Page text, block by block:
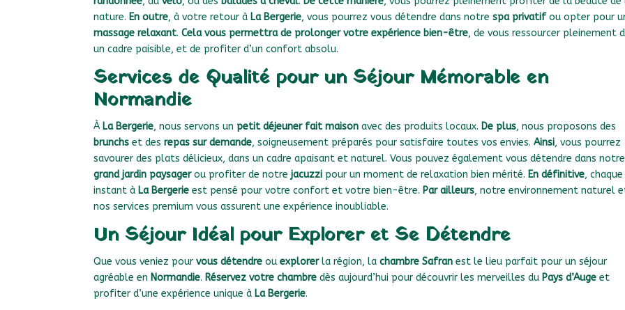
nature. En outre, à votre retour à La Bergerie, vous pourrez vous détendre dans notrespa privatifou opter pour
massage relaxant.Cela vous permettra de prolonger votre expérience bien-être, de vous ressourcer pleinement
un cadre paisible, et de profiter d’un confort absolu.
Services de Qualité pour un Séjour Mémorable en
Normandie
À La Bergerie, nous servons un petit déjeuner fait maison avec des produits locaux. De plus, nous proposons des
brunchs et desrepas sur demande, soigneusement préparés pour satisfaire toutes vos envies.Ainsi, vous pourrez
savourer des plats délicieux, dans un cadre apaisant et naturel. Vous pouvez également vous détendre dans notre
grand jardin paysagerou profiter de notrejacuzzi pour un moment de relaxation bien mérité. En définitive, chaque
instant à La Bergerie est pensé pour votre confort et votre bien-être. Par ailleurs, notre environnement naturel
nos services premium vous assurent une expérience inoubliable.
Un Séjour Idéal pour Explorer et Se Détendre
Que vous veniez pourvous détendre ouexplorerla région, lachambre Safran est le lieu parfait pour un séjour
agréable en Normandie. Réservez votre chambre dès aujourd’hui pour découvrir les merveilles du Pays d’Auge et
profiter d’une expérience unique à La Bergerie.